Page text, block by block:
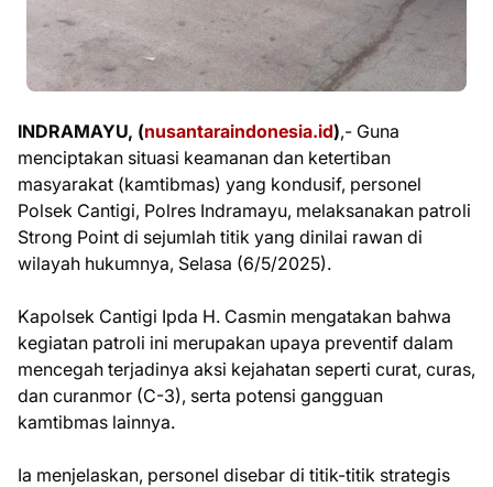
INDRAMAYU, (nusantaraindonesia.id),- Guna
menciptakan situasi keamanan dan ketertiban
masyarakat (kamtibmas) yang kondusif, personel
Polsek Cantigi, Polres Indramayu, melaksanakan patroli
Strong Point di sejumlah titik yang dinilai rawan di
wilayah hukumnya, Selasa (6/5/2025).
Kapolsek Cantigi Ipda H. Casmin mengatakan bahwa
kegiatan patroli ini merupakan upaya preventif dalam
mencegah terjadinya aksi kejahatan seperti curat, curas,
dan curanmor (C-3), serta potensi gangguan
kamtibmas lainnya.
Ia menjelaskan, personel disebar di titik-titik strategis